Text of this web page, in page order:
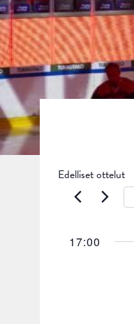
Edelliset ottelut
17:00